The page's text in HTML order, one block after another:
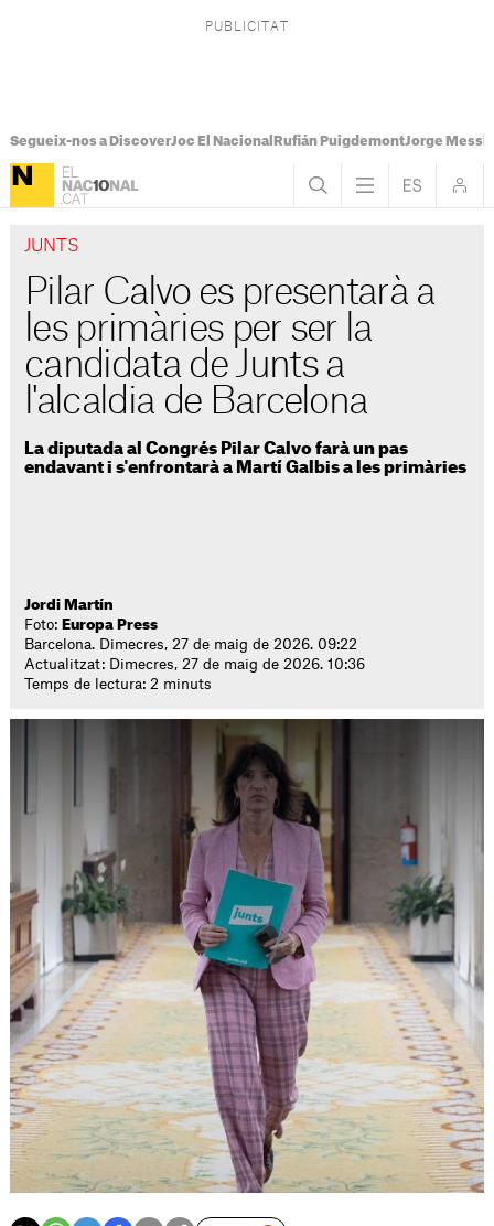
Segueix-nos a DiscoverJoc El Nacional Rufián PuigdemontJorge Messi
JUNTS
Pilar Calvo es presentarà a
les primàries per ser la
candidata de Junts a
l'alcaldia de Barcelona
La diputada al Congrés Pilar Calvo farà un pas
endavant i s'enfrontarà a Martí Galbis a les primàries
Jordi Martín
Foto: Europa Press
Barcelona. Dimecres, 27 de maig de 2026. 09:22
Actualitzat: Dimecres, 27 de maig de 2026. 10:36
Temps de lectura: 2 minuts